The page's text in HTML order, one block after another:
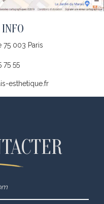
75 003 Paris
75 55
esthetique.fr